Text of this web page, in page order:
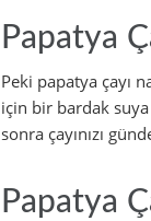
Papatya
Peki papatya çayı
için bir bardak
sonra çayınızı
Papatya